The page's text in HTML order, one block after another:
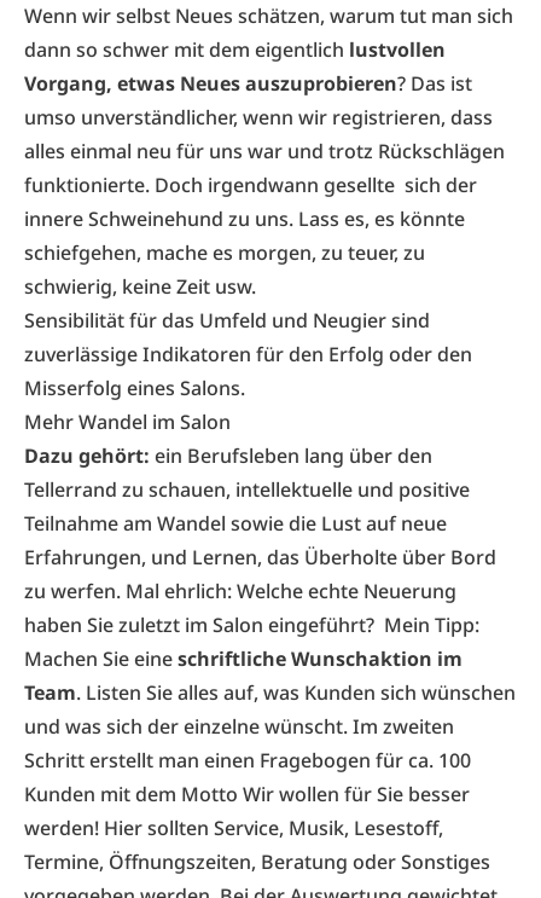
Wenn wir selbst Neues schätzen, warum tut man sich
dann so schwer mit dem eigentlich lustvollen
Vorgang, etwas Neues auszuprobieren? Das ist
umso unverständlicher, wenn wir registrieren, dass
alles einmal neu für uns war und trotz Rückschlägen
funktionierte. Doch irgendwann gesellte sich der
innere Schweinehund zu uns. Lass es, es könnte
schiefgehen, mache es morgen, zu teuer, zu
schwierig, keine Zeit usw.
Sensibilität für das Umfeld und Neugier sind
zuverlässige Indikatoren für den Erfolg oder den
Misserfolg eines Salons.
Mehr Wandel im Salon
Dazu gehört: ein Berufsleben lang über den
Tellerrand zu schauen, intellektuelle und positive
Teilnahme am Wandel sowie die Lust auf neue
Erfahrungen, und Lernen, das Überholte über Bord
zu werfen. Mal ehrlich: Welche echte Neuerung
haben Sie zuletzt im Salon eingeführt? Mein Tipp:
Machen Sie eineschriftliche Wunschaktion im
Team. Listen Sie alles auf, was Kunden sich wünschen
und was sich der einzelne wünscht. Im zweiten
Schritt erstellt man einen Fragebogen für ca. 100
Kunden mit dem Motto Wir wollen für Sie besser
werden! Hier sollten Service, Musik, Lesestoff,
Termine, Öffnungszeiten, Beratung oder Sonstiges